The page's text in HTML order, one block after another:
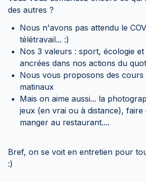
des autres ?
Nous n'avons pas attendu le
télétravail... :)
Nos 3 valeurs : sport, écologie
ancrées dans nos actions du
Nous vous proposons des cours
matinaux
Mais on aime aussi... la
jeux (en vrai ou à distance),
manger au restaurant....
Bref, on se voit en entretien pour
:)